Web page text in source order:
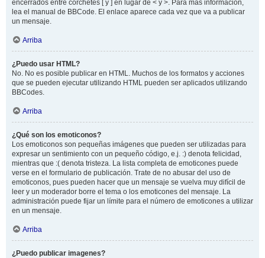
encerrados entre corchetes [ y ] en lugar de < y >. Para más información,
lea el manual de BBCode. El enlace aparece cada vez que va a publicar
un mensaje.
Arriba
¿Puedo usar HTML?
No. No es posible publicar en HTML. Muchos de los formatos y acciones
que se pueden ejecutar utilizando HTML pueden ser aplicados utilizando
BBCodes.
Arriba
¿Qué son los emoticonos?
Los emoticonos son pequeñas imágenes que pueden ser utilizadas para
expresar un sentimiento con un pequeño código, e.j. :) denota felicidad,
mientras que :( denota tristeza. La lista completa de emoticones puede
verse en el formulario de publicación. Trate de no abusar del uso de
emoticonos, pues pueden hacer que un mensaje se vuelva muy difícil de
leer y un moderador borre el tema o los emoticones del mensaje. La
administración puede fijar un límite para el número de emoticones a utilizar
en un mensaje.
Arriba
¿Puedo publicar imagenes?